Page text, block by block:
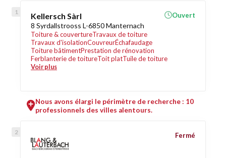
Kellersch Sàrl
8 Syrdallstrooss L-6850 Manternach
Toiture & couvertureTravaux de toiture
Travaux d'isolationCouvreurÉchafaudage
Toiture bâtimentPrestation de rénovation
Ferblanterie de toitureToit platTuile de toiture
Voir plus
Ouvert
Nous avons élargi le périmètre de recherche : 10
professionnels des villes alentours.
Fermé